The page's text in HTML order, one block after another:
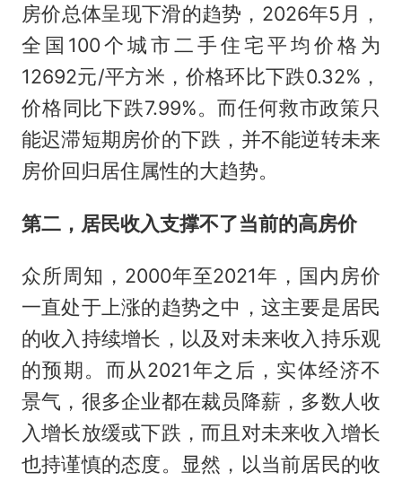
房价总体呈现下滑的趋势，2026年5月，
全国100个城市二手住宅平均价格为
12692元/平方米，价格环比下跌0.32%，
价格同比下跌7.99%。而任何救市政策只
能迟滞短期房价的下跌，并不能逆转未来
房价回归居住属性的大趋势。
第二，居民收入支撑不了当前的高房价
众所周知，2000年至2021年，国内房价
一直处于上涨的趋势之中，这主要是居民
的收入持续增长，以及对未来收入持乐观
的预期。而从2021年之后，实体经济不
景气，很多企业都在裁员降薪，多数人收
入增长放缓或下跌，而且对未来收入增长
也持谨慎的态度。显然，以当前居民的收